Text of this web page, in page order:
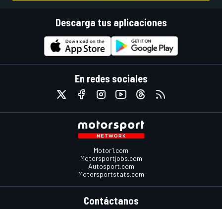
Descarga tus aplicaciones
En redes sociales
Motor1.com
Motorsportjobs.com
Autosport.com
Motorsportstats.com
Contáctanos